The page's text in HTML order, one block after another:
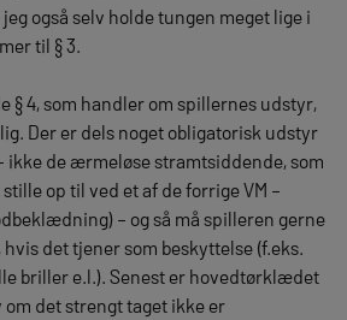
også selv holde tungen meget lige i
til § 3.
§ 4, som handler om spillernes udstyr,
Der er dels noget obligatorisk udstyr
ikke de ærmeløse stramtsiddende, som
op til ved et af de forrige VM –
– og så må spilleren gerne
det tjener som beskyttelse (f.eks.
briller e.l.). Senest er hovedtørklædet
det strengt taget ikke er